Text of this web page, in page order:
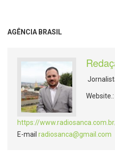
AGÊNCIA BRASIL
Website.:
https://
E-mail radiosanca@gmail.com